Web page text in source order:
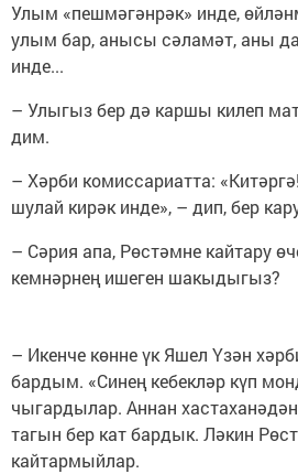
Улым «пешмәгәнрәк» инде,
улым бар, анысы сәламәт, аны
инде...
– Улыгыз бер дә каршы килеп
дим.
– Хәрби комиссариатта:
шулай кирәк инде», – дип, бер
– Сәрия апа, Рөстәмне кайтару
кемнәрнең ишеген шакыдыгыз?
– Икенче көнне үк Яшел Үзән
бардым. «Синең кебекләр күп
чыгардылар. Аннан
тагын бер кат бардык. Ләкин
кайтармыйлар.